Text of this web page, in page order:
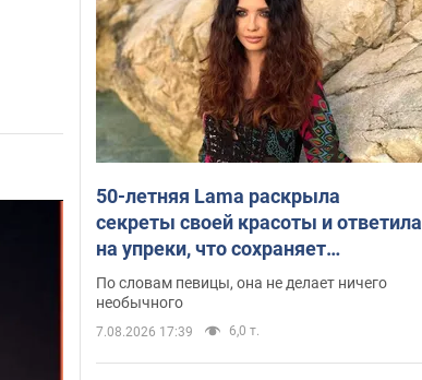
50-летняя Lama раскрыла
секреты своей красоты и ответила
на упреки, что сохраняет
молодость, ведь у нее нет детей
По словам певицы, она не делает ничего
необычного
7.08.2026 17:39 6,0 т.